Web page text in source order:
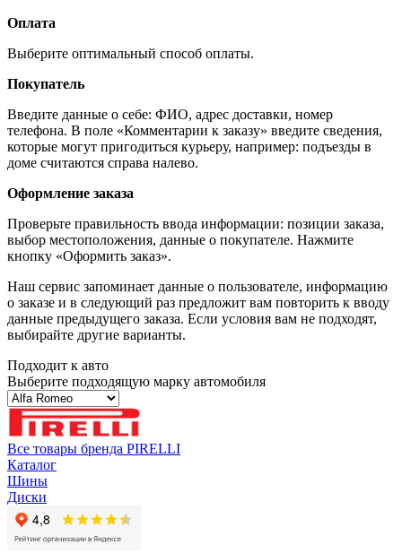
Оплата
Выберите оптимальный способ оплаты.
Покупатель
Введите данные о себе: ФИО, адрес доставки, номер
телефона. В поле «Комментарии к заказу» введите сведения,
которые могут пригодиться курьеру, например: подъезды в
доме считаются справа налево.
Оформление заказа
Проверьте правильность ввода информации: позиции заказа,
выбор местоположения, данные о покупателе. Нажмите
кнопку «Оформить заказ».
Наш сервис запоминает данные о пользователе, информацию
о заказе и в следующий раз предложит вам повторить к вводу
данные предыдущего заказа. Если условия вам не подходят,
выбирайте другие варианты.
Подходит к авто
Выберите подходящую марку автомобиля
Все товары бренда PIRELLI
Каталог
Шины
Диски